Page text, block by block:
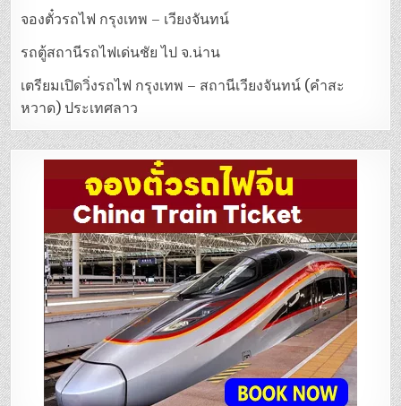
จองตั๋วรถไฟ กรุงเทพ – เวียงจันทน์
รถตู้สถานีรถไฟเด่นชัย ไป จ.น่าน
เตรียมเปิดวิ่งรถไฟ กรุงเทพ – สถานีเวียงจันทน์ (คำสะ
หวาด) ประเทศลาว